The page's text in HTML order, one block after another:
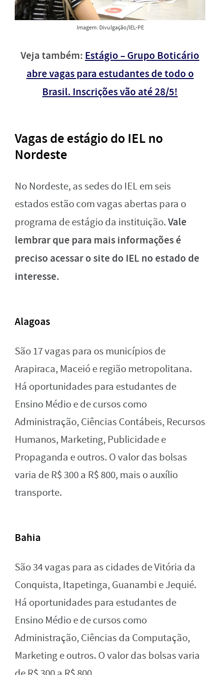
Imagem: Divulgação/IEL-PE
Veja também: Estágio – Grupo Boticário
abre vagas para estudantes de todo o
Brasil. Inscrições vão até 28/5!
Vagas de estágio do IEL no
Nordeste
No Nordeste, as sedes do IEL em seis
estados estão com vagas abertas para o
programa de estágio da instituição.Vale
lembrar que para mais informações é
preciso acessar o site do IEL no estado de
interesse.
Alagoas
São 17 vagas para os municípios de
Arapiraca, Maceió e região metropolitana.
Há oportunidades para estudantes de
Ensino Médio e de cursos como
Administração, Ciências Contábeis, Recursos
Humanos, Marketing, Publicidade e
Propaganda e outros. O valor das bolsas
varia de R$ 300 a R$ 800, mais o auxílio
transporte.
Bahia
São 34 vagas para as cidades de Vitória da
Conquista, Itapetinga, Guanambi e Jequié.
Há oportunidades para estudantes de
Ensino Médio e de cursos como
Administração, Ciências da Computação,
Marketing e outros. O valor das bolsas varia